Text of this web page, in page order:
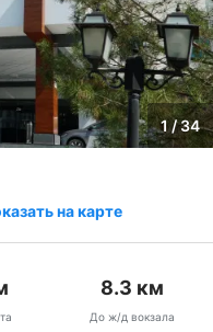
1 / 34
на карте
8.3 км
До ж/д вокзала